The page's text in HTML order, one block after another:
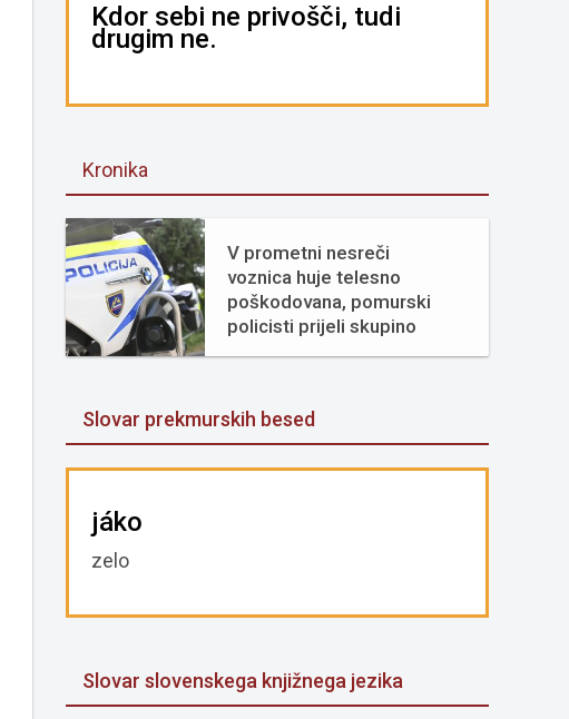
Kdor sebi ne privošči, tudi
drugim ne.
Kronika
V prometni nesreči
voznica huje telesno
poškodovana, pomurski
policisti prijeli skupino
tujcev
Slovar prekmurskih besed
jáko
zelo
Slovar slovenskega knjižnega jezika